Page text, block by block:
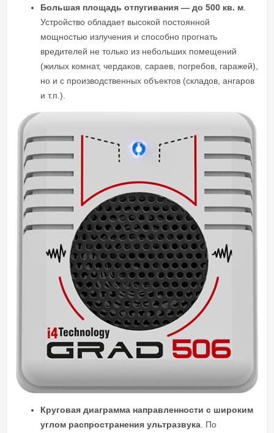
Большая площадь отпугивания — до 500 кв. м.
Устройство обладает высокой постоянной
мощностью излучения и способно прогнать
вредителей не только из небольших помещений
(жилых комнат, чердаков, сараев, погребов, гаражей),
но и с производственных объектов (складов, ангаров
и т.п.).
Круговая диаграмма направленности с широким
углом распространения ультразвука . По